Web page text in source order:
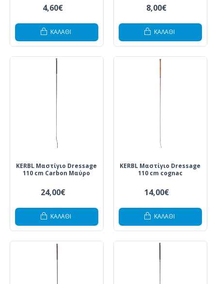
4,60€
ΚΑΛΆΘΙ
8,00€
ΚΑΛΆΘΙ
KERBL Μαστίγιο Dressage
110 cm Carbon Μαύρο
24,00€
ΚΑΛΆΘΙ
KERBL Μαστίγιο Dressage
110 cm cognac
14,00€
ΚΑΛΆΘΙ